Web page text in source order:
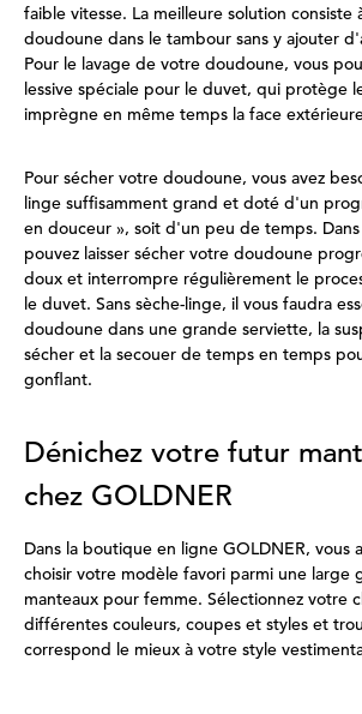
faible vitesse. La meilleure solution consiste
doudoune dans le tambour sans y ajouter
Pour le lavage de votre doudoune, vous
lessive spéciale pour le duvet, qui protège
imprègne en même temps la face
Pour sécher votre doudoune, vous avez
linge suffisamment grand et doté d'un
en douceur », soit d'un peu de temps.
pouvez laisser sécher votre doudoune
doux et interrompre régulièrement le
le duvet. Sans sèche-linge, il vous faudra
doudoune dans une grande serviette, la
sécher et la secouer de temps en temps
gonflant.
Dénichez votre futur
chez GOLDNER
Dans la boutique en ligne GOLDNER, vous
choisir votre modèle favori parmi une large
manteaux pour femme. Sélectionnez votre
différentes couleurs, coupes et styles et
correspond le mieux à votre style